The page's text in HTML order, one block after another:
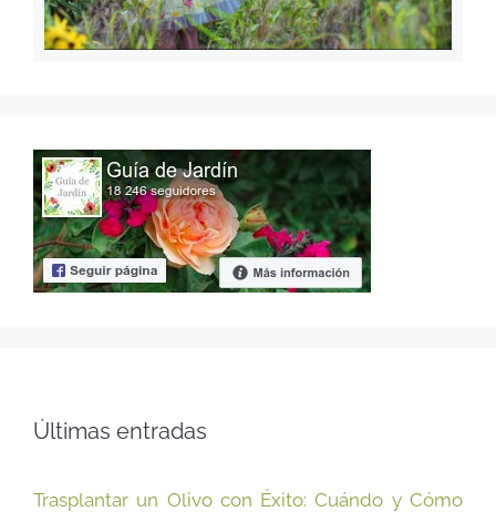
Últimas entradas
Trasplantar un Olivo con Éxito: Cuándo y Cómo